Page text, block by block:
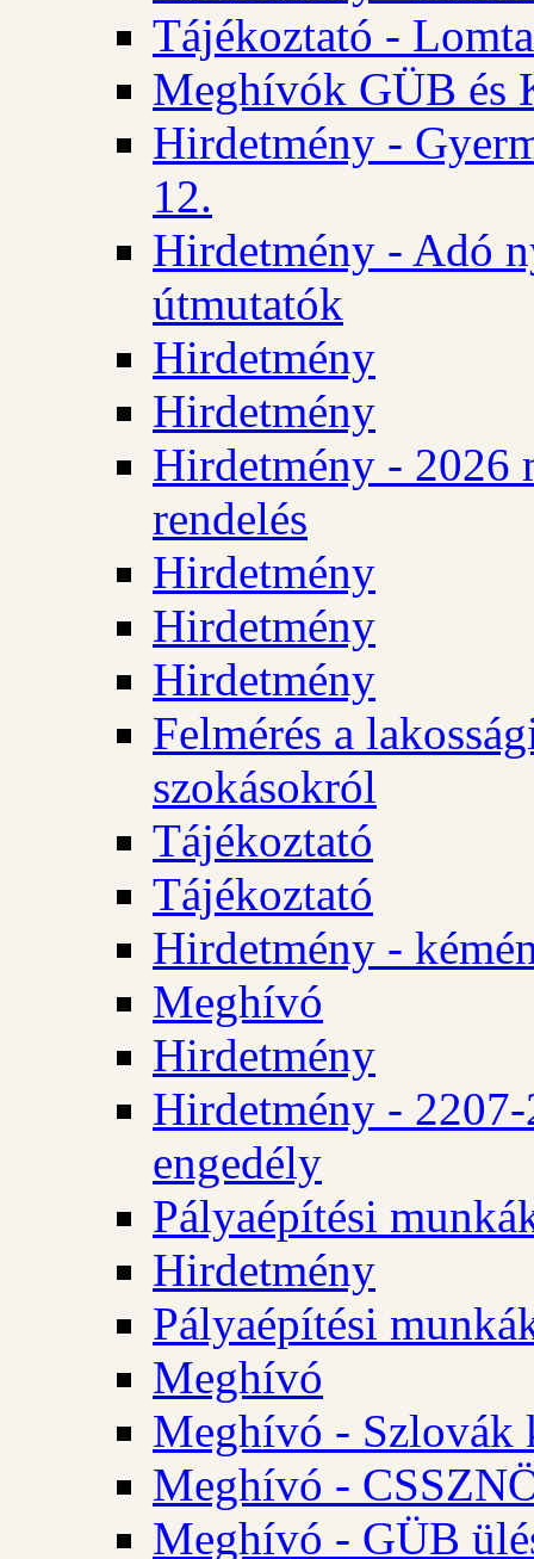
Tájékoztató -
Meghívók GÜB és
Hirdetmény -
12.
Hirdetmény - Adó
útmutatók
Hirdetmény
Hirdetmény
Hirdetmény - 2026
rendelés
Hirdetmény
Hirdetmény
Hirdetmény
Felmérés a
szokásokról
Tájékoztató
Tájékoztató
Hirdetmény -
Meghívó
Hirdetmény
Hirdetmény -
engedély
Pályaépítési
Hirdetmény
Pályaépítési
Meghívó
Meghívó - Szlovák
Meghívó -
Meghívó - GÜB